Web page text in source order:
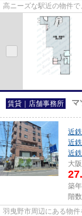
高ニーズな駅近の物件で
賃貸｜店舗事務所
近
近
近
大
築
階
羽曳野市周辺にある物